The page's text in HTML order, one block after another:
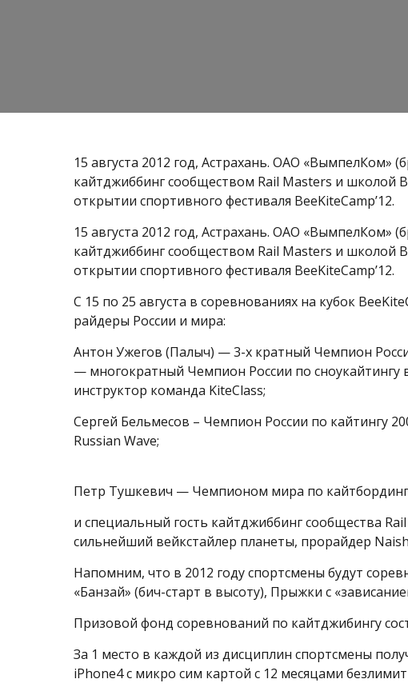
15 августа 2012 год, Астрахань. ОАО «ВымпелКом»
кайтджиббинг сообществом Rail Masters и школой
открытии спортивного фестиваля BeeKiteCamp’12.
15 августа 2012 год, Астрахань. ОАО «ВымпелКом»
кайтджиббинг сообществом Rail Masters и школой
открытии спортивного фестиваля BeeKiteCamp’12.
С 15 по 25 августа в соревнованиях на кубок
райдеры России и мира:
Антон Ужегов (Палыч) — 3-х кратный Чемпион
— многократный Чемпион России по сноукайтингу
инструктор команда KiteClass;
Сергей Бельмесов – Чемпион России по кайтингу
Russian Wave;
Петр Тушкевич — Чемпионом мира по
и специальный гость кайтджиббинг сообщества
сильнейший вейкстайлер планеты, прорайдер
Напомним, что в 2012 году спортсмены будут
«Банзай» (бич-старт в высоту), Прыжки с
Призовой фонд соревнований по кайтджибингу
За 1 место в каждой из дисциплин спортсмены
iPhone4 с микро сим картой с 12 месяцами